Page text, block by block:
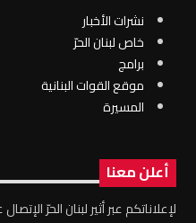
نشرات الأخبار
خاص لبنان الحرّ
برامج
موقع القوات البنانية
المسيرة
أعلن معنا
لإعلاناتكم عبر أثير لبنان الحرّ